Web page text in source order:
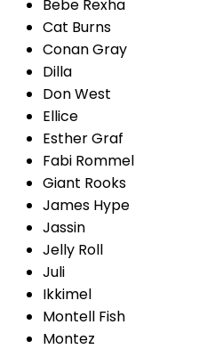
Bebe Rexha
Cat Burns
Conan Gray
Dilla
Don West
Ellice
Esther Graf
Fabi Rommel
Giant Rooks
James Hype
Jassin
Jelly Roll
Juli
Ikkimel
Montell Fish
Montez